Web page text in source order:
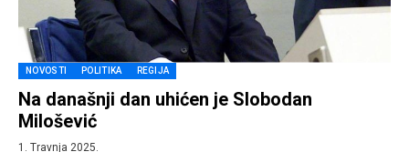
NOVOSTI POLITIKA REGIJA
Na današnji dan uhićen je Slobodan
Milošević
1. Travnja 2025.